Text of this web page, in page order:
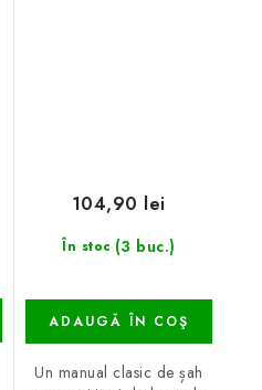
În stoc (3 buc.)
104,90 lei
ADAUGĂ ÎN COŞ
Un manual clasic de șah